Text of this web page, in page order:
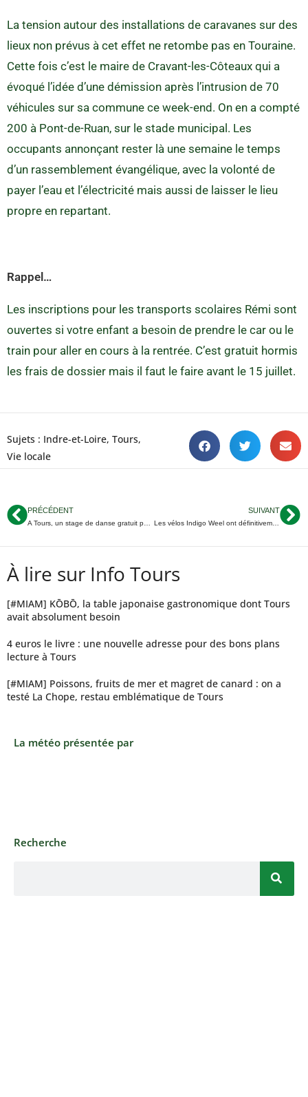
La tension autour des installations de caravanes sur des
lieux non prévus à cet effet ne retombe pas en Touraine.
Cette fois c’est le maire de Cravant-les-Côteaux qui a
évoqué l’idée d’une démission après l’intrusion de 70
véhicules sur sa commune ce week-end. On en a compté
200 à Pont-de-Ruan, sur le stade municipal. Les
occupants annonçant rester là une semaine le temps
d’un rassemblement évangélique, avec la volonté de
payer l’eau et l’électricité mais aussi de laisser le lieu
propre en repartant.
Rappel…
Les inscriptions pour les transports scolaires Rémi sont
ouvertes si votre enfant a besoin de prendre le car ou le
train pour aller en cours à la rentrée. C’est gratuit hormis
les frais de dossier mais il faut le faire avant le 15 juillet.
Sujets : Indre-et-Loire, Tours,
Vie locale
PRÉCÉDENT SUIVANT
Les vélos Indigo Weel ont définitivement disparu de Tours
À lire sur Info Tours
[#MIAM] KŌBŌ, la table japonaise gastronomique dont Tours
avait absolument besoin
4 euros le livre : une nouvelle adresse pour des bons plans
lecture à Tours
[#MIAM] Poissons, fruits de mer et magret de canard : on a
testé La Chope, restau emblématique de Tours
La météo présentée par
Recherche